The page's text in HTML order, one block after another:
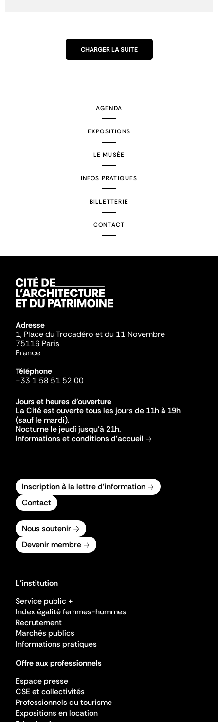
CHARGER LA SUITE
AGENDA
EXPOSITIONS
LE MUSÉE
INFOS PRATIQUES
BILLETTERIE
CONTACT
Adresse
1, Place du Trocadéro et du 11 Novembre
75116 Paris
France
Téléphone
+33 1 58 51 52 00
Jours et heures d'ouverture
La Cité est ouverte tous les jours de 11h à 19h
(sauf le mardi).
Nocturne le jeudi jusqu'à 21h.
Informations et conditions d'accueil
Inscription à la lettre d'information
Contact
Nous soutenir
Devenir membre
L'institution
Service public +
Index égalité femmes-hommes
Recrutement
Marchés publics
Informations pratiques
Offre aux professionnels
Espace presse
CSE et collectivités
Professionnels du tourisme
Expositions en location